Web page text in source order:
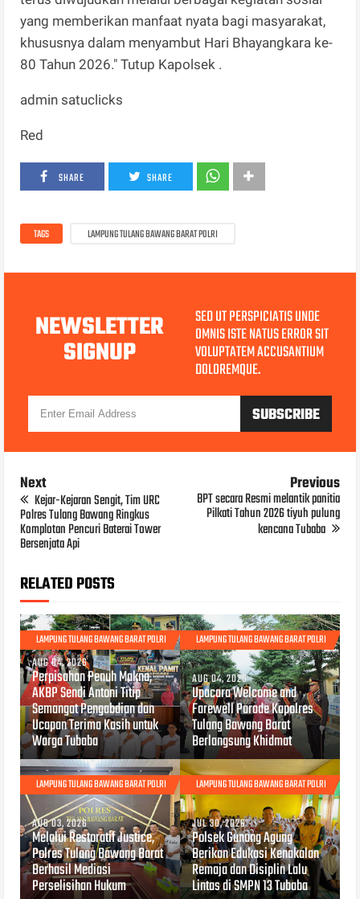
yang memberikan manfaat nyata bagi masyarakat,
khususnya dalam menyambut Hari Bhayangkara ke-
80 Tahun 2026." Tutup Kapolsek .
admin satuclicks
Red
SHARE SHARE
TAGS LAMPUNG TULANG BAWANG BARAT POLRI
NEWSLETTER
SIGNUP
SED UT PERSPICIATIS UNDE
OMNIS ISTE NATUS ERROR SIT
VOLUPTATEM ACCUSANTIUM
DOLOREMQUE.
Next
Kejar-Kejaran Sengit, Tim URC
Polres Tulang Bawang Ringkus
Komplotan Pencuri Baterai Tower
Bersenjata Api
Previous
BPT secara Resmi melantik panitia
Pilkati Tahun 2026 tiyuh pulung
kencana Tubaba
RELATED POSTS
LAMPUNG TULANG BAWANG BARAT POLRI
AUG 04, 2026
Perpisahan Penuh Makna,
AKBP Sendi Antoni Titip
Semangat Pengabdian dan
Ucapan Terima Kasih untuk
Warga Tubaba
LAMPUNG TULANG BAWANG BARAT POLRI
AUG 04, 2026
Upacara Welcome and
Farewell Parade Kapolres
Tulang Bawang Barat
Berlangsung Khidmat
LAMPUNG TULANG BAWANG BARAT POLRI
AUG 03, 2026
Melalui Restoratif Justice,
Polres Tulang Bawang Barat
Berhasil Mediasi
Perselisihan Hukum
LAMPUNG TULANG BAWANG BARAT POLRI
JUL 30, 2026
Polsek Gunung Agung
Berikan Edukasi Kenakalan
Remaja dan Disiplin Lalu
Lintas di SMPN 13 Tubaba